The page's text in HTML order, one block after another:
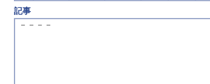
記事
－－－－